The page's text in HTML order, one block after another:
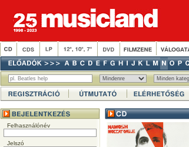
Felhasználónév
Jelszó